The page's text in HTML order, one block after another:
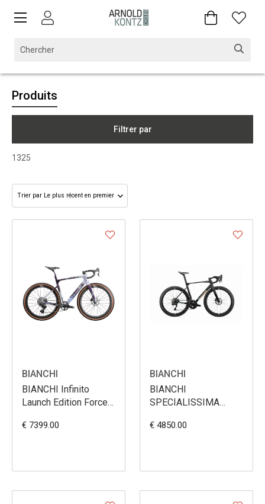
Produits
Filtrer par
1325
BIANCHI
BIANCHI Infinito
Launch Edition Force
€ 7399.00
BIANCHI
BIANCHI
SPECIALISSIMA
€ 4850.00